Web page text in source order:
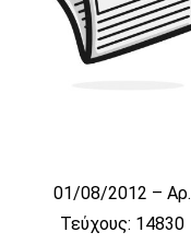
01/08/2012 – Αρ.
Τεύχους: 14830